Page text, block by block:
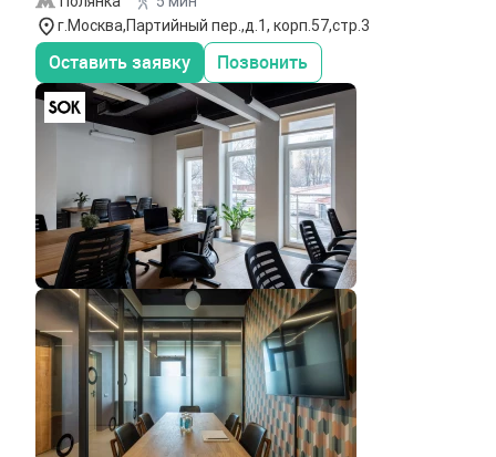
г.Москва,Партийный пер.,д.1, корп.57,стр.3
Оставить заявку Позвонить